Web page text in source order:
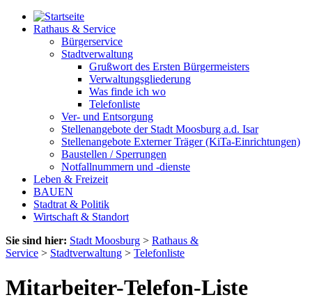
Rathaus & Service
Bürgerservice
Stadtverwaltung
Grußwort des Ersten Bürgermeisters
Verwaltungsgliederung
Was finde ich wo
Telefonliste
Ver- und Entsorgung
Stellenangebote der Stadt Moosburg a.d. Isar
Stellenangebote Externer Träger (KiTa-Einrichtungen)
Baustellen / Sperrungen
Notfallnummern und -dienste
Leben & Freizeit
BAUEN
Stadtrat & Politik
Wirtschaft & Standort
Sie sind hier: Stadt Moosburg > Rathaus &
Service > Stadtverwaltung > Telefonliste
Mitarbeiter-Telefon-Liste